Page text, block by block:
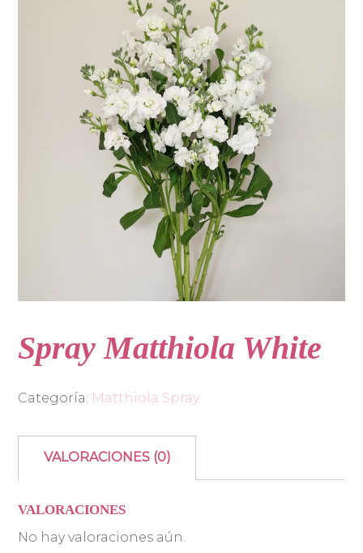
Spray Matthiola White
Categoría: Matthiola Spray
VALORACIONES (0)
VALORACIONES
No hay valoraciones aún.